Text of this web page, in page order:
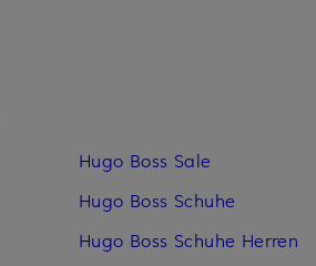
Hugo Boss Sale
Hugo Boss Schuhe
Hugo Boss Schuhe Herren